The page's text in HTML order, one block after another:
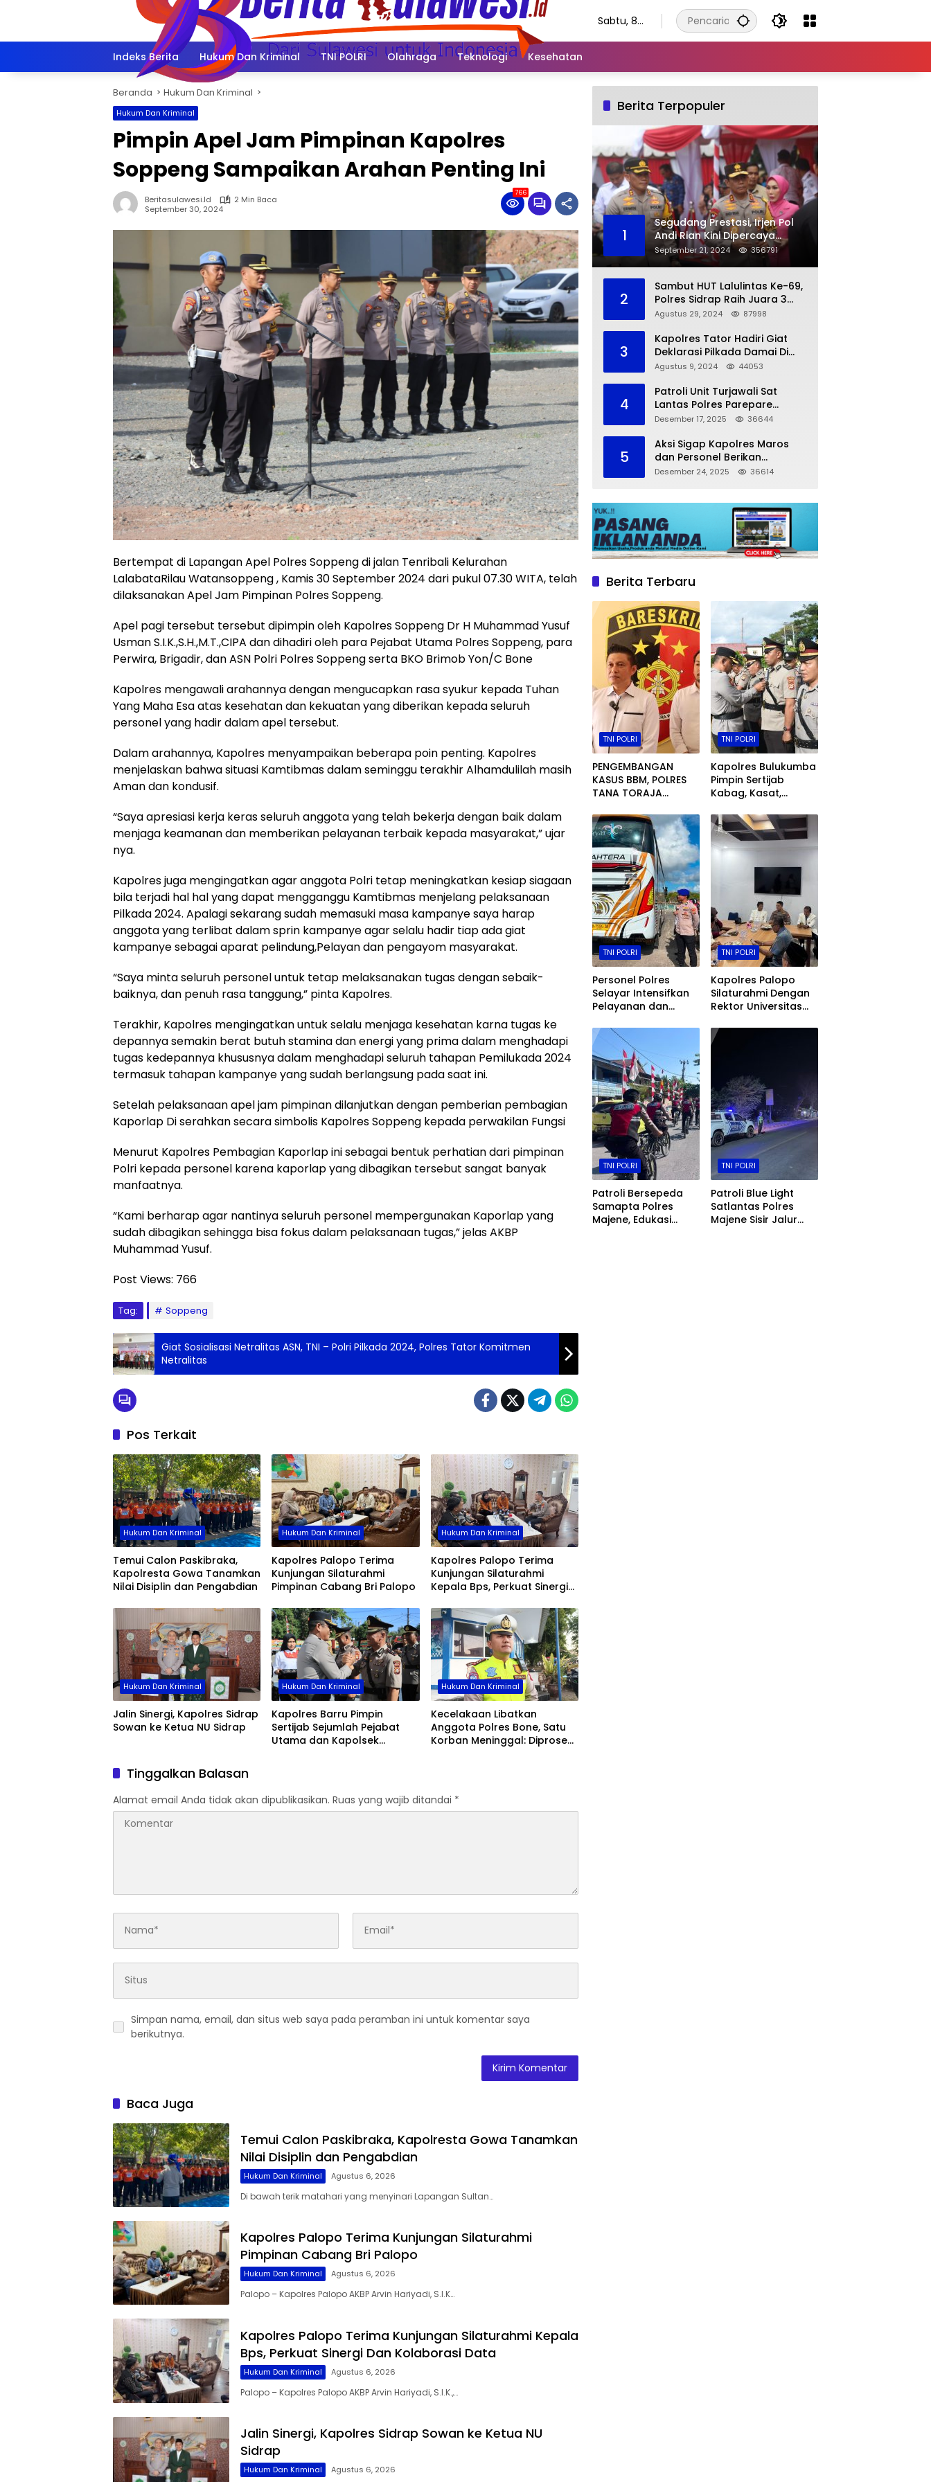
Sabtu, 8
Indeks Berita Hukum Dan Kriminal TNI POLRI Olahraga Teknologi Kesehatan
Beranda Hukum Dan Kriminal
Hukum Dan Kriminal
Pimpin Apel Jam Pimpinan Kapolres
Soppeng Sampaikan Arahan Penting Ini
Beritasulawesi.id
2 Min Baca
September 30, 2024
766
Bertempat di Lapangan Apel Polres Soppeng di jalan Tenribali Kelurahan
LalabataRilau Watansoppeng , Kamis 30 September 2024 dari pukul 07.30 WITA, telah
dilaksanakan Apel Jam Pimpinan Polres Soppeng.
Apel pagi tersebut tersebut dipimpin oleh Kapolres Soppeng Dr H Muhammad Yusuf
Usman S.I.K.,S.H.,M.T.,CIPA dan dihadiri oleh para Pejabat Utama Polres Soppeng, para
Perwira, Brigadir, dan ASN Polri Polres Soppeng serta BKO Brimob Yon/C Bone
Kapolres mengawali arahannya dengan mengucapkan rasa syukur kepada Tuhan
Yang Maha Esa atas kesehatan dan kekuatan yang diberikan kepada seluruh
personel yang hadir dalam apel tersebut.
Dalam arahannya, Kapolres menyampaikan beberapa poin penting. Kapolres
menjelaskan bahwa situasi Kamtibmas dalam seminggu terakhir Alhamdulilah masih
Aman dan kondusif.
“Saya apresiasi kerja keras seluruh anggota yang telah bekerja dengan baik dalam
menjaga keamanan dan memberikan pelayanan terbaik kepada masyarakat,” ujar
nya.
Kapolres juga mengingatkan agar anggota Polri tetap meningkatkan kesiap siagaan
bila terjadi hal hal yang dapat mengganggu Kamtibmas menjelang pelaksanaan
Pilkada 2024. Apalagi sekarang sudah memasuki masa kampanye saya harap
anggota yang terlibat dalam sprin kampanye agar selalu hadir tiap ada giat
kampanye sebagai aparat pelindung,Pelayan dan pengayom masyarakat.
“Saya minta seluruh personel untuk tetap melaksanakan tugas dengan sebaik-
baiknya, dan penuh rasa tanggung,” pinta Kapolres.
Terakhir, Kapolres mengingatkan untuk selalu menjaga kesehatan karna tugas ke
depannya semakin berat butuh stamina dan energi yang prima dalam menghadapi
tugas kedepannya khususnya dalam menghadapi seluruh tahapan Pemilukada 2024
termasuk tahapan kampanye yang sudah berlangsung pada saat ini.
Setelah pelaksanaan apel jam pimpinan dilanjutkan dengan pemberian pembagian
Kaporlap Di serahkan secara simbolis Kapolres Soppeng kepada perwakilan Fungsi
Menurut Kapolres Pembagian Kaporlap ini sebagai bentuk perhatian dari pimpinan
Polri kepada personel karena kaporlap yang dibagikan tersebut sangat banyak
manfaatnya.
“Kami berharap agar nantinya seluruh personel mempergunakan Kaporlap yang
sudah dibagikan sehingga bisa fokus dalam pelaksanaan tugas,” jelas AKBP
Muhammad Yusuf.
Post Views: 766
Tag: Soppeng
Giat Sosialisasi Netralitas ASN, TNI – Polri Pilkada 2024, Polres Tator Komitmen
Netralitas
Pos Terkait
Hukum Dan Kriminal
Temui Calon Paskibraka,
Kapolresta Gowa Tanamkan
Nilai Disiplin dan Pengabdian
Hukum Dan Kriminal
Kapolres Palopo Terima
Kunjungan Silaturahmi
Pimpinan Cabang Bri Palopo
Hukum Dan Kriminal
Kapolres Palopo Terima
Kunjungan Silaturahmi
Kepala Bps, Perkuat Sinergi
Hukum Dan Kriminal
Jalin Sinergi, Kapolres Sidrap
Sowan ke Ketua NU Sidrap
Hukum Dan Kriminal
Kapolres Barru Pimpin
Sertijab Sejumlah Pejabat
Utama dan Kapolsek
Hukum Dan Kriminal
Kecelakaan Libatkan
Anggota Polres Bone, Satu
Korban Meninggal: Diproses
Tinggalkan Balasan
Alamat email Anda tidak akan dipublikasikan. Ruas yang wajib ditandai *
Simpan nama, email, dan situs web saya pada peramban ini untuk komentar saya
berikutnya.
Baca Juga
Temui Calon Paskibraka, Kapolresta Gowa Tanamkan
Nilai Disiplin dan Pengabdian
Hukum Dan Kriminal Agustus 6, 2026
Di bawah terik matahari yang menyinari Lapangan Sultan…
Kapolres Palopo Terima Kunjungan Silaturahmi
Pimpinan Cabang Bri Palopo
Hukum Dan Kriminal Agustus 6, 2026
Palopo – Kapolres Palopo AKBP Arvin Hariyadi, S.I.K…
Kapolres Palopo Terima Kunjungan Silaturahmi Kepala
Bps, Perkuat Sinergi Dan Kolaborasi Data
Hukum Dan Kriminal Agustus 6, 2026
Palopo – Kapolres Palopo AKBP Arvin Hariyadi, S.I.K.,…
Jalin Sinergi, Kapolres Sidrap Sowan ke Ketua NU
Sidrap
Hukum Dan Kriminal Agustus 6, 2026
Berita Terpopuler
1
Segudang Prestasi, Irjen Pol
Andi Rian Kini Dipercaya
Jabat Kapolda Ketiga Kalinya
September 21, 2024 356791
2
Sambut HUT Lalulintas Ke-69,
Polres Sidrap Raih Juara 3
dalam Kompetisi Pocil Zona 5
Agustus 29, 2024 87998
3
Kapolres Tator Hadiri Giat
Deklarasi Pilkada Damai Di
Makassar
Agustus 9, 2024 44053
4
Patroli Unit Turjawali Sat
Lantas Polres Parepare
Lakukan Pemantauan Area
Desember 17, 2025 36644
5
Aksi Sigap Kapolres Maros
dan Personel Berikan
Pertolongan Korban
Desember 24, 2025 36614
Berita Terbaru
TNI POLRI
PENGEMBANGAN
KASUS BBM, POLRES
TANA TORAJA
TERSANGKA BARU
TNI POLRI
Kapolres Bulukumba
Pimpin Sertijab
Kabag, Kasat,
dan Pelantikan Kasi
Humas
TNI POLRI
Personel Polres
Selayar Intensifkan
Pelayanan dan
Jalan, Kawasan
Aktivitas
Masyarakat, hingga
Pelabuhan
TNI POLRI
Kapolres Palopo
Silaturahmi Dengan
Rektor Universitas
Perkuat Sinergi Polri
Dan Perguruan
TNI POLRI
Patroli Bersepeda
Samapta Polres
Majene, Edukasi
TNI POLRI
Patroli Blue Light
Satlantas Polres
Majene Sisir Jalur